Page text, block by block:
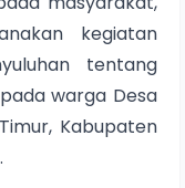
kegiatan
tentang
warga Desa
Kabupaten